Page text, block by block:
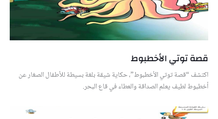
قصة توتي الأخطبوط
اكتشف “قصة توتي الأخطبوط”، حكاية شيقة بلغة بسيطة للأطفال الصغار عن
أخطبوط لطيف يعلم الصداقة والعطاء في قاع البحر.